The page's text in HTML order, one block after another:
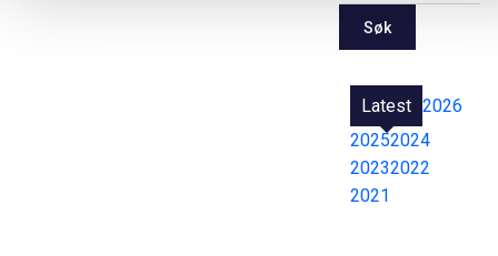
Søk
Latest 2026
20252024
20232022
2021